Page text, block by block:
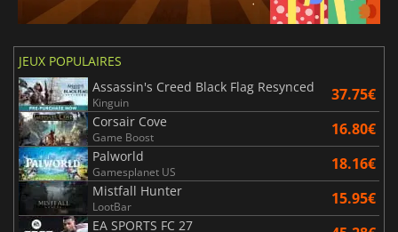
JEUX POPULAIRES
Assassin's Creed Black Flag Resynced
Kinguin 37.75€
Corsair Cove
Game Boost 16.80€
Palworld
Gamesplanet US 18.16€
Mistfall Hunter
LootBar 15.95€
EA SPORTS FC 27